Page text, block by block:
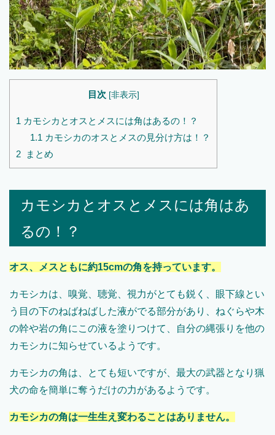
目次 [非表示]
1 カモシカとオスとメスには角はあるの！？
1.1 カモシカのオスとメスの見分け方は！？
2 まとめ
カモシカとオスとメスには角はあ
るの！？
オス、メスともに約15cmの角を持っています。
カモシカは、嗅覚、聴覚、視力がとても鋭く、眼下線とい
う目の下のねばねばした液がでる部分があり、ねぐらや木
の幹や岩の角にこの液を塗りつけて、自分の縄張りを他の
カモシカに知らせているようです。
カモシカの角は、とても短いですが、最大の武器となり猟
犬の命を簡単に奪うだけの力があるようです。
カモシカの角は一生生え変わることはありません。